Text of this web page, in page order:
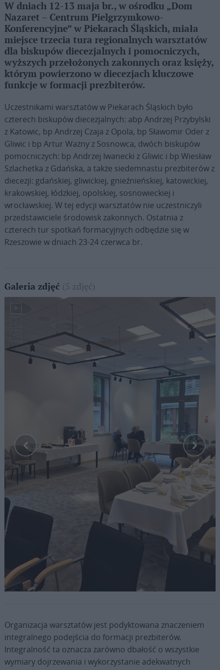
W dniach 12-13 maja br., w ośrodku „Dom
Nazaret – Centrum Pielgrzymkowo-
Konferencyjne” w Piekarach Śląskich, miała
miejsce trzecia tura regionalnych warsztatów
dla biskupów diecezjalnych i pomocniczych,
wyższych przełożonych zakonnych oraz księży,
którym powierzono w diecezjach kluczowe
funkcje w formacji prezbiterów.
Uczestnikami warsztatów w Piekarach Śląskich było
czterech biskupów diecezjalnych: abp Andrzej Przybylski
z Katowic, bp Andrzej Czaja z Opola, bp Sławomir Oder z
Gliwic i bp Artur Ważny z Sosnowca, dwóch biskupów
pomocniczych: bp Andrzej Iwanecki z Gliwic i bp Wiesław
Szlachetka z Gdańska, a także siedemnastu prezbiterów z
diecezji: gdańskiej, gliwickiej, gnieźnieńskiej, katowickiej,
krakowskiej, łódzkiej, opolskiej, sosnowieckiej i
wrocławskiej. W tej edycji warsztatów nie uczestniczyli
przedstawiciele środowisk zakonnych. Ostatnia z
czterech tur spotkań formacyjnych odbędzie się w
Rzeszowie w dniach 23-24 czerwca br.
Galeria zdjęć (5 zdjęć)
Organizacja warsztatów jest podyktowana znaczeniem
integralnego podejścia do formacji prezbiterów.
Integralność ta oznacza zarówno dbałość o wszystkie
wymiary dojrzewania i wykorzystanie adekwatnych